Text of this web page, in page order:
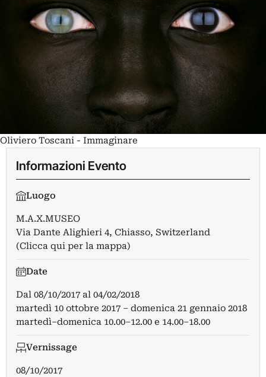
Oliviero Toscani - Immaginare
Informazioni Evento
Luogo
M.A.X.MUSEO
Via Dante Alighieri 4, Chiasso, Switzerland
(Clicca qui per la mappa)
Date
Dal 08/10/2017 al 04/02/2018
martedì 10 ottobre 2017 – domenica 21 gennaio 2018
martedì–domenica 10.00–12.00 e 14.00–18.00
Vernissage
08/10/2017